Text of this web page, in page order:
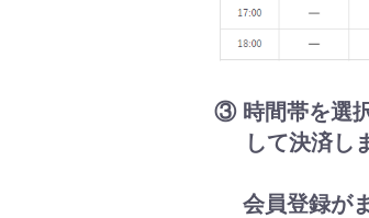
③ 時間帯を選
して決済し
会員登録が